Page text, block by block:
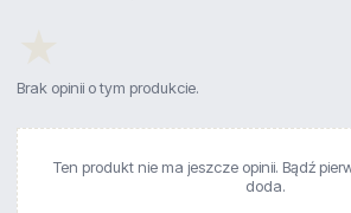
Brak opinii o tym produkcie.
Ten produkt nie ma jeszcze opinii. Bądź
doda.